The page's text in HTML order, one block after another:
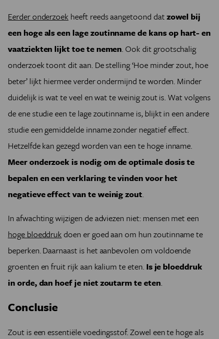
Eerder onderzoek heeft reeds aangetoond datzowel bij
een hoge als een lage zoutinname de kans op hart- en
vaatziekten lijkt toe te nemen. Ook dit grootschalig
onderzoek toont dit aan. De stelling ‘Hoe minder zout, hoe
beter’ lijkt hiermee verder ondermijnd te worden. Minder
duidelijk is wat te veel en wat te weinig zout is. Wat volgens
de ene studie een te lage zoutinname is, blijkt in een andere
studie een gemiddelde inname zonder negatief effect.
Hetzelfde kan gezegd worden van een te hoge inname.
Meer onderzoek is nodig om de optimale dosis te
bepalen en een verklaring te vinden voor het
negatieve effect van te weinig zout.
In afwachting wijzigen de adviezen niet: mensen met een
hoge bloeddrukdoen er goed aan om hun zoutinname te
beperken. Daarnaast is het aanbevolen om voldoende
groenten en fruit rijk aan kalium te eten. Is je bloeddruk
in orde, dan hoef je niet zoutarm te eten.
Conclusie
Zout is een essentiële voedingsstof. Zowel een te hoge als